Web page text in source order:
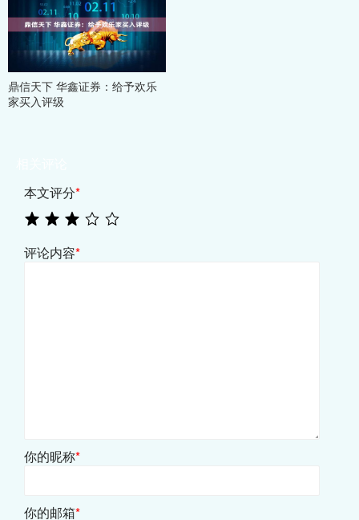
鼎信天下 华鑫证券：给予欢乐
家买入评级
本文评分*
评论内容*
你的昵称*
你的邮箱*